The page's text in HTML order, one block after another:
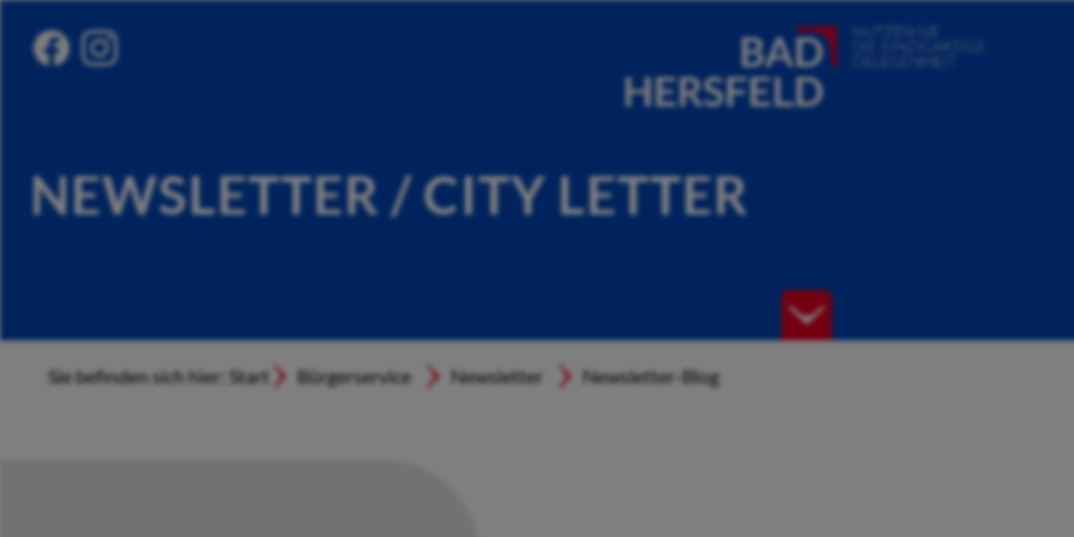
NEWSLETTER / CITY LETTER
Sie befinden sich hier: Start Bürgerservice Newsletter Newsletter-Blog